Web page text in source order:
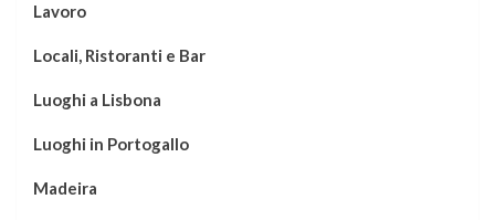
Lavoro
Locali, Ristoranti e Bar
Luoghi a Lisbona
Luoghi in Portogallo
Madeira